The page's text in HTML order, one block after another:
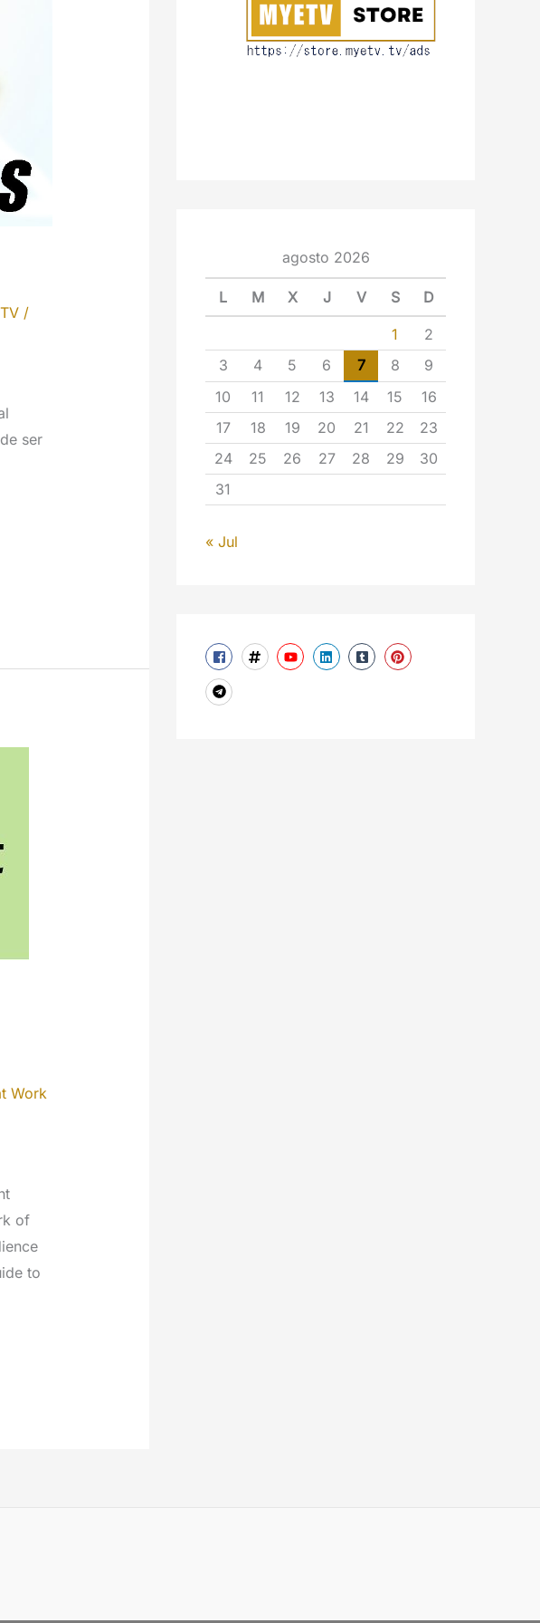
/
ser
Work
of
to
agosto 2026
L M X J V S D
1
2
3
4 5 6 7 8
9
10
11 12 13 14 15
16
17
18 19 20 21 22
23
24
25 26 27 28 29
30
31
« Jul